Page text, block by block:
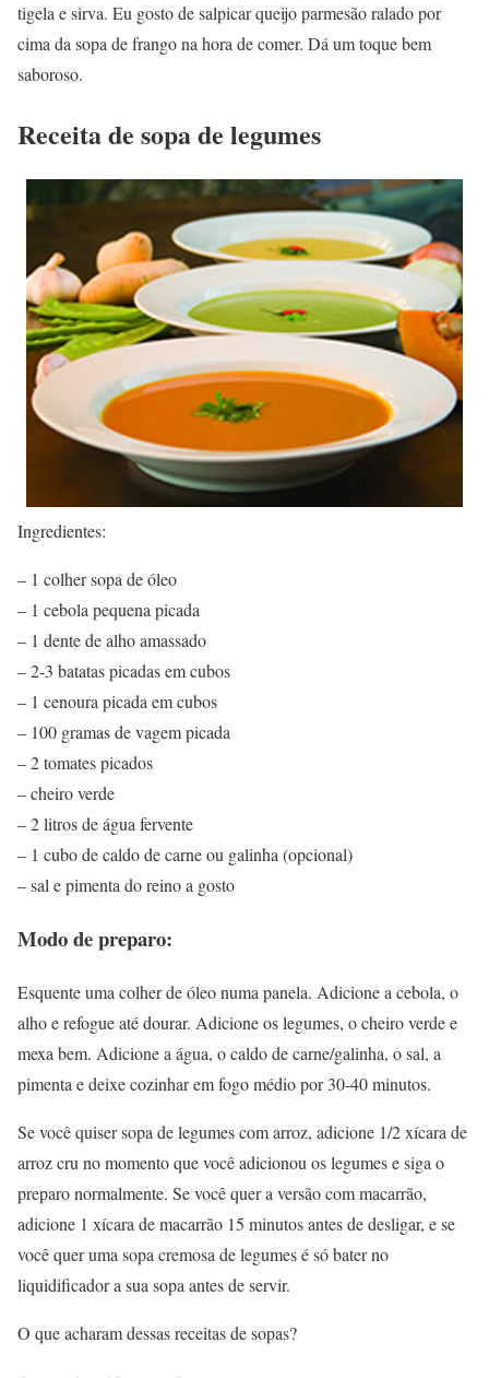
tigela e sirva. Eu gosto de salpicar queijo parmesão ralado por
cima da sopa de frango na hora de comer. Dá um toque bem
saboroso.
Receita de sopa de legumes
Ingredientes:
– 1 colher sopa de óleo
– 1 cebola pequena picada
– 1 dente de alho amassado
– 2-3 batatas picadas em cubos
– 1 cenoura picada em cubos
– 100 gramas de vagem picada
– 2 tomates picados
– cheiro verde
– 2 litros de água fervente
– 1 cubo de caldo de carne ou galinha (opcional)
– sal e pimenta do reino a gosto
Modo de preparo:
Esquente uma colher de óleo numa panela. Adicione a cebola, o
alho e refogue até dourar. Adicione os legumes, o cheiro verde e
mexa bem. Adicione a água, o caldo de carne/galinha, o sal, a
pimenta e deixe cozinhar em fogo médio por 30-40 minutos.
Se você quiser sopa de legumes com arroz, adicione 1/2 xícara de
arroz cru no momento que você adicionou os legumes e siga o
preparo normalmente. Se você quer a versão com macarrão,
adicione 1 xícara de macarrão 15 minutos antes de desligar, e se
você quer uma sopa cremosa de legumes é só bater no
liquidificador a sua sopa antes de servir.
O que acharam dessas receitas de sopas?